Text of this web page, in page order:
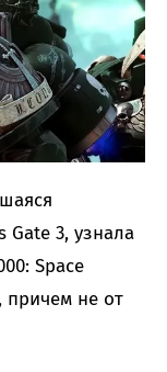
Gate 3, узнала
Space
причем не от